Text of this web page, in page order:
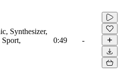
Synthesizer,
Sport,
0:49 -